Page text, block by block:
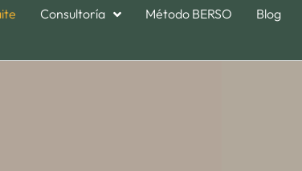
Consultoría Método BERSO Blog